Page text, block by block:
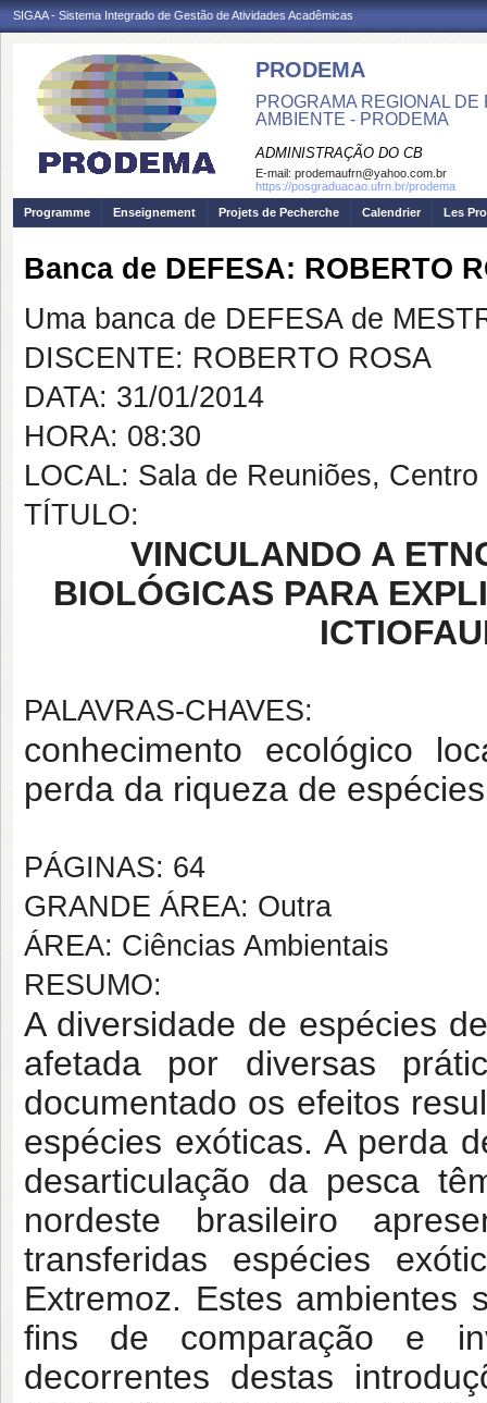
SIGAA - Sistema Integrado de Gestão de Atividades Acadêmicas
PRODEMA
PROGRAMA REGIONAL
AMBIENTE - PRODEMA
ADMINISTRAÇÃO DO CB
E-mail: prodemaufrn@yahoo.com.br
https://posgraduacao.ufrn.br/prodema
Programme
Enseignement Projets de Pecherche Calendrier Les
Banca de DEFESA: ROBERTO
Uma banca de DEFESA de
DISCENTE: ROBERTO ROSA
DATA: 31/01/2014
HORA: 08:30
LOCAL: Sala de Reuniões,
TÍTULO:
VINCULANDO A
BIOLÓGICAS PARA
PALAVRAS-CHAVES:
conhecimento ecológico
perda da riqueza de
PÁGINAS: 64
GRANDE ÁREA: Outra
ÁREA: Ciências Ambientais
RESUMO:
A diversidade de espécies
afetada por diversas
documentado os efeitos
espécies exóticas. A perda
desarticulação da pesca
nordeste brasileiro
transferidas espécies
Extremoz. Estes ambientes
fins de comparação e
decorrentes destas